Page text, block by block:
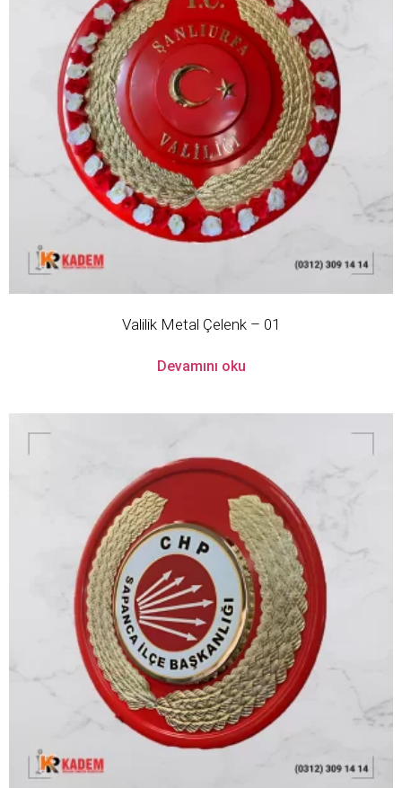
Valilik Metal Çelenk – 01
Devamını oku